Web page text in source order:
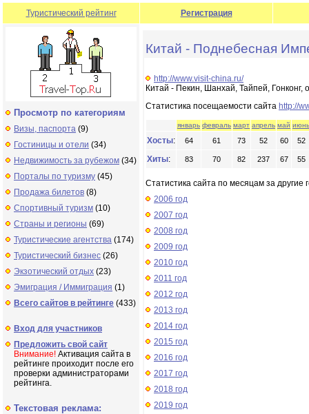
Туристический рейтинг Регистрация
Просмотр по категориям
Визы, паспорта (9)
Гостиницы и отели (34)
Недвижимость за рубежом (34)
Порталы по туризму (45)
Продажа билетов (8)
Спортивный туризм (10)
Страны и регионы (69)
Туристические агентства (174)
Туристический бизнес (26)
Экзотический отдых (23)
Эмиграция / Иммиграция (1)
Всего сайтов в рейтинге (433)
Вход для участников
Предложить свой сайт
Внимание! Активация сайта в
рейтинге проиходит после его
проверки администраторами
рейтинга.
Текстовая реклама:
Китай - Поднебесная
http://www.visit-china.ru/
Китай - Пекин, Шанхай, Тайпей,
Статистика посещаемости сайта http://
январь февраль март апрель май июнь
Хосты: 64 61 73 52 60 52
Хиты: 83 70 82 237 67 55
Статистика сайта по месяцам за другие
2006 год
2007 год
2008 год
2009 год
2010 год
2011 год
2012 год
2013 год
2014 год
2015 год
2016 год
2017 год
2018 год
2019 год